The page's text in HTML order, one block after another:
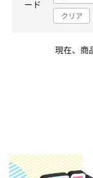
ード
クリア
現在、商